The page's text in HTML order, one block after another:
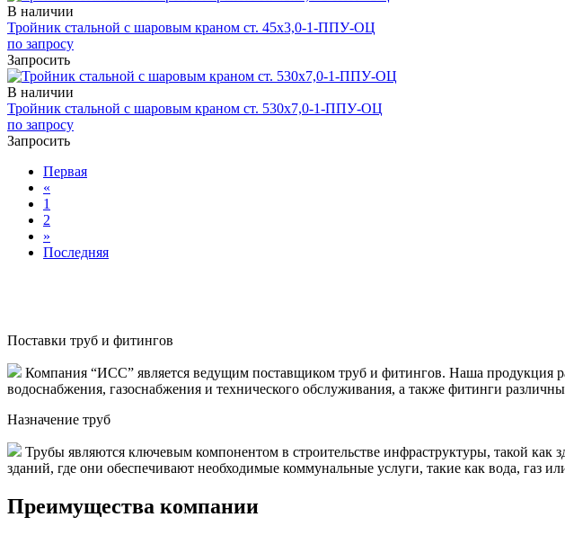
В наличии
Тройник стальной с шаровым краном ст. 45х3,0-1-ППУ-ОЦ
по запросу
Запросить
В наличии
Тройник стальной с шаровым краном ст. 530х7,0-1-ППУ-ОЦ
по запросу
Запросить
Первая
«
1
2
»
Последняя
Поставки труб и фитингов
Компания “ИСС” является ведущим поставщиком труб и фитингов. Наша продукция
водоснабжения, газоснабжения и технического обслуживания, а также фитинги
Назначение труб
Трубы являются ключевым компонентом в строительстве инфраструктуры, такой
зданий, где они обеспечивают необходимые коммунальные услуги, такие как вода, газ
Преимущества компании